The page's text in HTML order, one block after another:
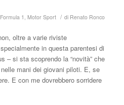
Formula 1 , Motor Sport / di Renato Ronco
oltre a varie riviste
in questa parentesi di
– si sta scoprendo la “novità” che
mani dei giovani piloti. E, se
E con me dovrebbero sorridere